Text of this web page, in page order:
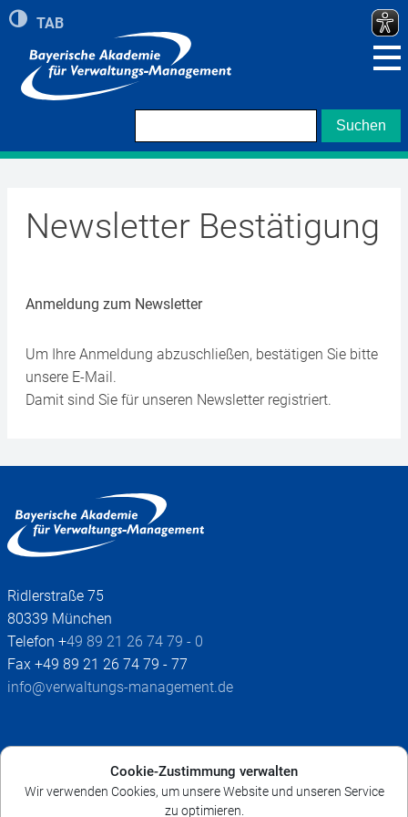
Cookie-Zustimmung verwalten
Wir verwenden Cookies, um unsere Website und unseren Service
zu optimieren.
Umschalten auf hohe Kontraste
TAB
Zeigt roten Rand bei Navigation mit TAB Taste
Newsletter Bestätigung
Anmeldung zum Newsletter
Um Ihre Anmeldung abzuschließen, bestätigen Sie bitte
unsere E-Mail.
Damit sind Sie für unseren Newsletter registriert.
Ridlerstraße 75
80339 München
Telefon +49 89 21 26 74 79 - 0
Fax +49 89 21 26 74 79 - 77
info@verwaltungs-management.de
AGB